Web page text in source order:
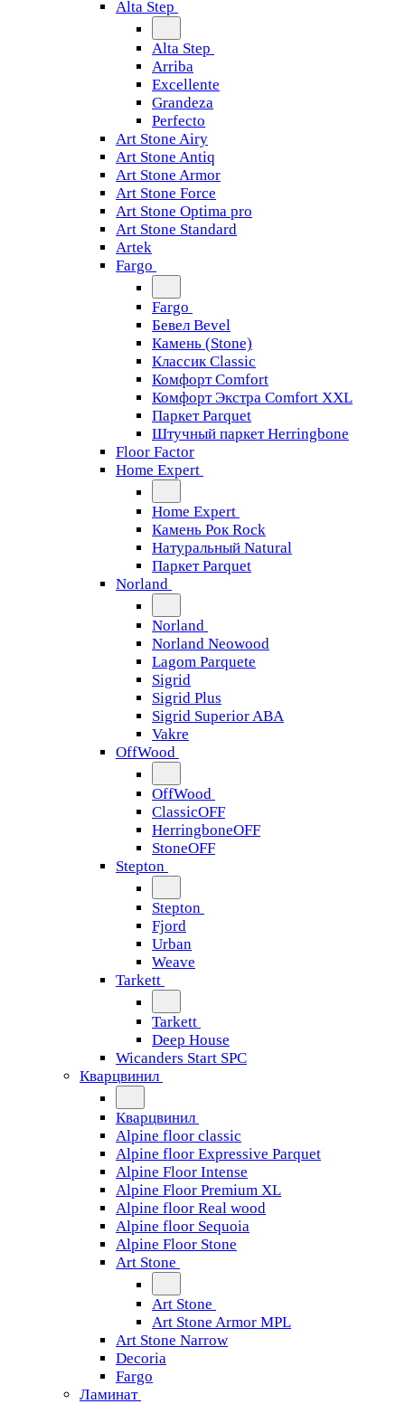
Alta Step
Alta Step
Arriba
Excellente
Grandeza
Perfecto
Art Stone Airy
Art Stone Antiq
Art Stone Armor
Art Stone Force
Art Stone Optima pro
Art Stone Standard
Artek
Fargo
Fargo
Бевел Bevel
Камень (Stone)
Классик Classic
Комфорт Comfort
Комфорт Экстра Comfort XXL
Паркет Parquet
Штучный паркет Herringbone
Floor Factor
Home Expert
Home Expert
Камень Рок Rock
Натуральный Natural
Паркет Parquet
Norland
Norland
Norland Neowood
Lagom Parquete
Sigrid
Sigrid Plus
Sigrid Superior ABA
Vakre
OffWood
OffWood
ClassicOFF
HerringboneOFF
StoneOFF
Stepton
Stepton
Fjord
Urban
Weave
Tarkett
Tarkett
Deep House
Wicanders Start SPC
Кварцвинил
Кварцвинил
Alpine floor classic
Alpine floor Expressive Parquet
Alpine Floor Intense
Alpine Floor Premium XL
Alpine floor Real wood
Alpine floor Sequoia
Alpine Floor Stone
Art Stone
Art Stone
Art Stone Armor MPL
Art Stone Narrow
Decoria
Fargo
Ламинат